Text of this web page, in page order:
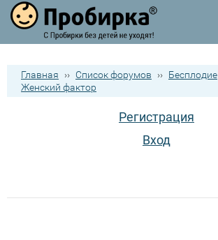
Главная ›› Список форумов ›› Бесплодие
Женский фактор
Регистрация
Вход